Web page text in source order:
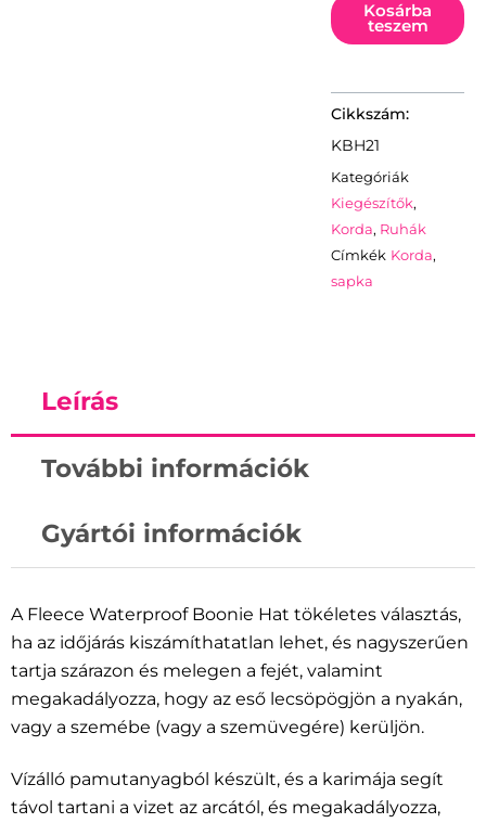
Waterproof
Boonie
sapka
mennyiség
Kosárba
teszem
KBH21
Kategóriák
Kiegészítők,
Korda, Ruhák
Címkék Korda,
sapka
Leírás
További információk
Gyártói információk
A Fleece Waterproof Boonie Hat tökéletes választás,
ha az időjárás kiszámíthatatlan lehet, és nagyszerűen
tartja szárazon és melegen a fejét, valamint
megakadályozza, hogy az eső lecsöpögjön a nyakán,
vagy a szemébe (vagy a szemüvegére) kerüljön.
Vízálló pamutanyagból készült, és a karimája segít
távol tartani a vizet az arcától, és megakadályozza,